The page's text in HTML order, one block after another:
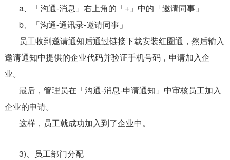
a、「沟通-消息」右上角的「+」中的「邀请同事」
b、「沟通-通讯录-邀请同事」
员工收到邀请通知后通过链接下载安装红圈通，然后输入
邀请通知中提供的企业代码并验证手机号码，申请加入企
业。
最后，管理员在「沟通-消息-申请通知」中审核员工加入
企业的申请。
这样，员工就成功加入到了企业中。
3)、员工部门分配